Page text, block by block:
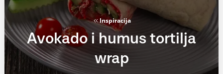
Inspiracija
Avokado i humus tortilja
wrap